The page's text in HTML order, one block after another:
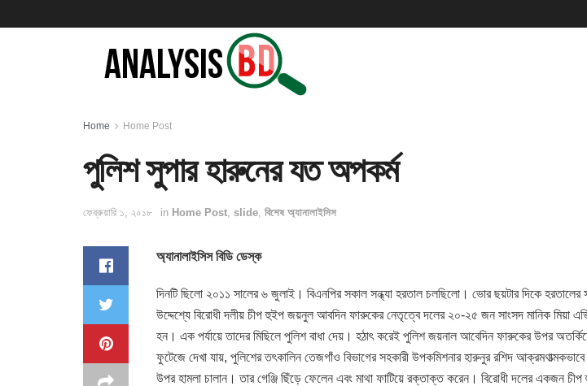
Home Home Post
পুলিশ সুপার হারুনের যত অপকর্ম
ফেব্রুয়ারি ১, ২০১৮ in Home Post slide বিশেষ অ্যানালাইসিস
অ্যানালাইসিস বিডি ডেস্ক
দিনটি ছিলো ২০১১ সালের ৬ জুলাই। বিএনপির সকাল সন্ধ্যা হরতাল চলছিলো । ভোর ছয়টার দিকে হরতালের
উদ্দেশ্যে বিরোধী দলীয় চীপ হুইপ জয়নুল আবদিন ফারুকের নেতৃত্বে দলের ২০-২৫ জন সাংসদ মানিক মিয়া
হন। এক পর্যায়ে তাদের মিছিলে পুলিশ বাধা দেয়। হঠাৎ করেই পুলিশ জয়নাল আবেদিন ফারুকের উপর
ফুটেজে দেখা যায়, পুলিশের তৎকালিন তেজগাঁও বিভাগের সহকারী উপকমিশনার হারুনুর রশিদ
উপর হামলা চালান। তার গেঞ্জি ছিঁড়ে ফেলেন এবং মাথা ফাটিয়ে রক্তাক্ত করেন। বিরোধী দলের একজন